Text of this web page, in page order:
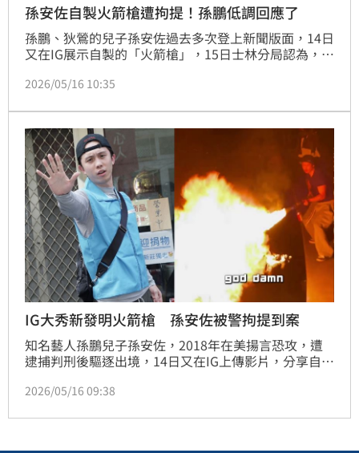
孫安佐自製火箭槍遭拘提！孫鵬低調回應了
孫鵬、狄鶯的兒子孫安佐過去多次登上新聞版面，14日
又在IG展示自製的「火箭槍」，15日士林分局認為，孫
辦，稍早檢察官已核發拘票，警方隨即將孫安佐拘提到
調查。」宋亭誼報導
2026/05/16 10:35
IG大秀新發明火箭槍 孫安佐被警拘提到案
知名藝人孫鵬兒子孫安佐，2018年在美揚言恐攻，遭
逮捕判刑後驅逐出境，14日又在IG上傳影片，分享自己
老鼠給清掉的時候，拿這個就剛剛好這樣」；15日北投
地檢署指揮偵辦，稍早檢察官已核發拘票，循線將孫安
2026/05/16 09:38